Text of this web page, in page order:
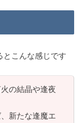
とこんな感じです
の結晶や逢夜
新たな逢魔エ